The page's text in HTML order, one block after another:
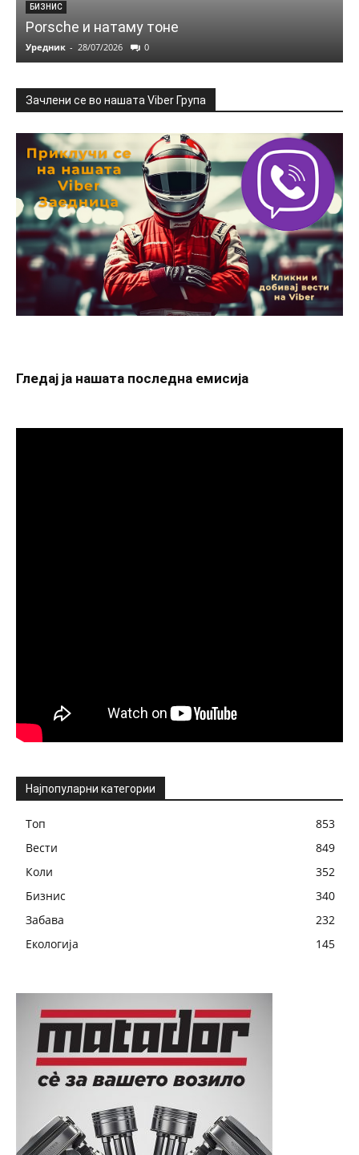
БИЗНИС
Porsche и натаму тоне
Уредник - 28/07/2026 0
Зачлени се во нашата Viber Група
Гледај ја нашата последна емисија
Најпопуларни категории
Топ
853
Вести
849
Коли
352
Бизнис
340
Забава
232
Екологија
145